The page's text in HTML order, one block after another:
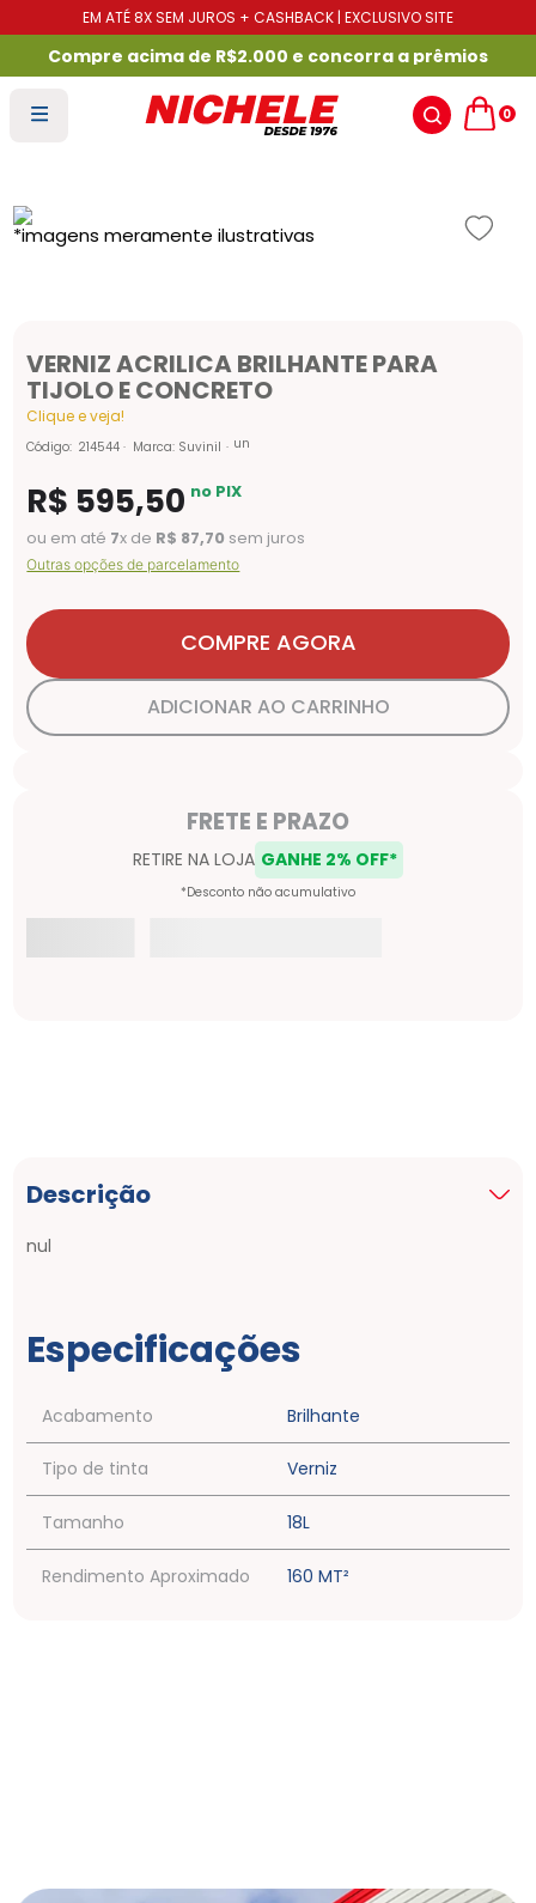
EM ATÉ 8X SEM JUROS + CASHBACK | EXCLUSIVO SITE
Compre acima de R$2.000 e concorra a prêmios
0
VERNIZ ACRILICA BRILHANTE PARA
TIJOLO E CONCRETO
Clique e veja!
Código: 214544 Marca: Suvinil un
R$ 595,50 no PIX
ou em até 7x de R$ 87,70 sem juros
Outras opções de parcelamento
COMPRE AGORA
ADICIONAR AO CARRINHO
Descrição
nul
Especificações
Acabamento Brilhante
Tipo de tinta Verniz
Tamanho 18L
Rendimento Aproximado 160 MT²